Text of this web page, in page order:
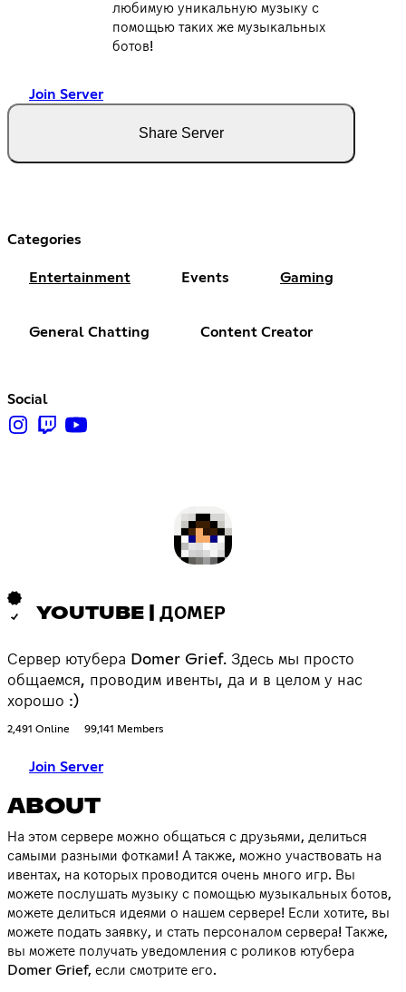
любимую уникальную музыку с
помощью таких же музыкальных
ботов!
Join Server
Share Server
Categories
Entertainment Events Gaming
General Chatting Content Creator
Social
YOUTUBE | ДОМЕР
Сервер ютубера Domer Grief. Здесь мы просто
общаемся, проводим ивенты, да и в целом у нас
хорошо :)
2,491 Online 99,141 Members
Join Server
ABOUT
На этом сервере можно общаться с друзьями, делиться
самыми разными фотками! А также, можно участвовать на
ивентах, на которых проводится очень много игр. Вы
можете послушать музыку с помощью музыкальных ботов,
можете делиться идеями о нашем сервере! Если хотите, вы
можете подать заявку, и стать персоналом сервера! Также,
вы можете получать уведомления с роликов ютубера
Domer Grief, если смотрите его.